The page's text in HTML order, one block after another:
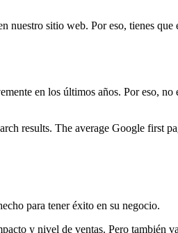
sitio web. Por eso, tienes
en los últimos años. Por eso,
results. The average Google first
para tener éxito en su negocio.
y nivel de ventas. Pero también